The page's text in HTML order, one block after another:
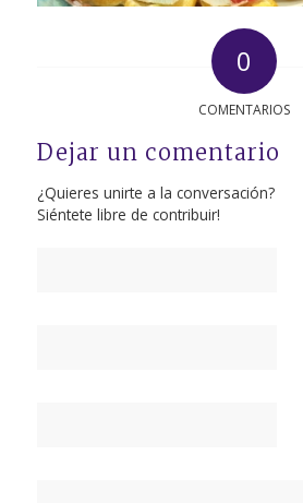
0
COMENTARIOS
Dejar un comentario
¿Quieres unirte a la conversación?
Siéntete libre de contribuir!